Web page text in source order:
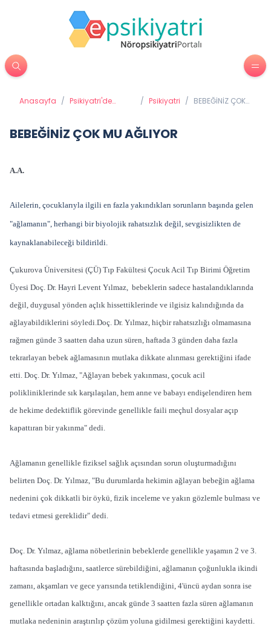
Anasayfa / Psikiyatri'de
/ Psikiyatri / BEBEĞİNİZ ÇOK
BEBEĞİNİZ ÇOK MU AĞLIYOR
A.A.
Ailelerin, çocuklarıyla ilgili en fazla yakındıkları sorunların başında gelen
"ağlamanın", herhangi bir biyolojik rahatsızlık değil, sevgisizlikten de
kaynaklanabileceği bildirildi.
Çukurova Üniversitesi (ÇÜ) Tıp Fakültesi Çocuk Acil Tıp Birimi Öğretim
Üyesi Doç. Dr. Hayri Levent Yılmaz, bebeklerin sadece hastalandıklarında
değil, duygusal yönden açlık hissettiklerinde ve ilgisiz kalındığında da
ağlayabildiklerini söyledi.Doç. Dr. Yılmaz, hiçbir rahatsızlığı olmamasına
rağmen günde 3 saatten daha uzun süren, haftada 3 günden daha fazla
tekrarlayan bebek ağlamasının mutlaka dikkate alınması gerektiğini ifade
etti. Doç. Dr. Yılmaz, "Ağlayan bebek yakınması, çocuk acil
polikliniklerinde sık karşılaşılan, hem anne ve babayı endişelendiren hem
de hekime dedektiflik görevinde genellikle faili meçhul dosyalar açıp
kapattıran bir yakınma" dedi.
Ağlamanın genellikle fiziksel sağlık açısından sorun oluşturmadığını
belirten Doç. Dr. Yılmaz, "Bu durumlarda hekimin ağlayan bebeğin ağlama
nedenini çok dikkatli bir öykü, fizik inceleme ve yakın gözlemle bulması ve
tedavi etmesi gereklidir" dedi.
Doç. Dr. Yılmaz, ağlama nöbetlerinin bebeklerde genellikle yaşamın 2 ve 3.
haftasında başladığını, saatlerce sürebildiğini, ağlamanın çoğunlukla ikindi
zamanı, akşamları ve gece yarısında tetiklendiğini, 4'üncü aydan sonra ise
genellikle ortadan kalktığını, ancak günde 3 saatten fazla süren ağlamanın
mutlaka nedeninin araştırılıp çözüm yoluna gidilmesi gerektiğini kaydetti.